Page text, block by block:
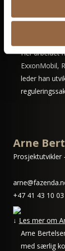
Otto har
Realkapital
Her arbeidet
ExxonMobil,
leder han
Arne
Prosjektutvikler
+47 41 43 10 03
Les mer om
Arne
med særlig